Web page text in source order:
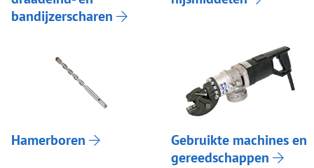
bandijzerscharen
Hamerboren
Gebruikte machines en
gereedschappen